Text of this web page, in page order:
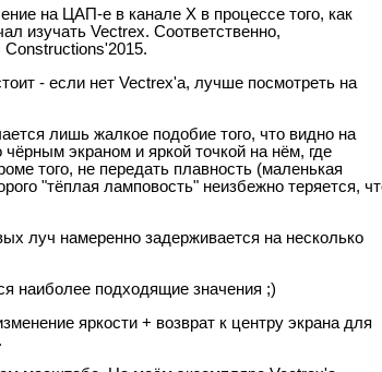
на ЦАП-е в канале X в процессе того, как
изучать Vectrex. Соответственно,
- если нет Vectrex'a, лучше посмотреть на
лишь жалкое подобие того, что видно на
экраном и яркой точкой на нём, где
того, не передать плавность (маленькая
"тёплая ламповость" неизбежно теряется, что
луч намеренно задерживается на несколько
наиболее подходящие значения ;)
яркости + возврат к центру экрана для